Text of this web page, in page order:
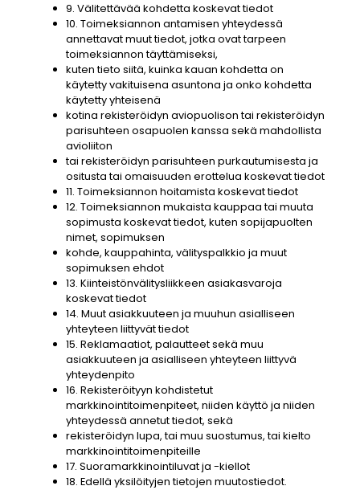
9. Välitettävää kohdetta koskevat tiedot
10. Toimeksiannon antamisen yhteydessä
annettavat muut tiedot, jotka ovat tarpeen
toimeksiannon täyttämiseksi,
kuten tieto siitä, kuinka kauan kohdetta on
käytetty vakituisena asuntona ja onko kohdetta
käytetty yhteisenä
kotina rekisteröidyn aviopuolison tai rekisteröidyn
parisuhteen osapuolen kanssa sekä mahdollista
avioliiton
tai rekisteröidyn parisuhteen purkautumisesta ja
ositusta tai omaisuuden erottelua koskevat tiedot
11. Toimeksiannon hoitamista koskevat tiedot
12. Toimeksiannon mukaista kauppaa tai muuta
sopimusta koskevat tiedot, kuten sopijapuolten
nimet, sopimuksen
kohde, kauppahinta, välityspalkkio ja muut
sopimuksen ehdot
13. Kiinteistönvälitysliikkeen asiakasvaroja
koskevat tiedot
14. Muut asiakkuuteen ja muuhun asialliseen
yhteyteen liittyvät tiedot
15. Reklamaatiot, palautteet sekä muu
asiakkuuteen ja asialliseen yhteyteen liittyvä
yhteydenpito
16. Rekisteröityyn kohdistetut
markkinointitoimenpiteet, niiden käyttö ja niiden
yhteydessä annetut tiedot, sekä
rekisteröidyn lupa, tai muu suostumus, tai kielto
markkinointitoimenpiteille
17. Suoramarkkinointiluvat ja -kiellot
18. Edellä yksilöityjen tietojen muutostiedot.